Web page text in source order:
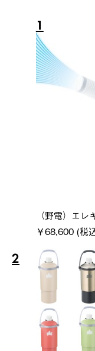
1
（野電）エ
￥68,600 (税
2